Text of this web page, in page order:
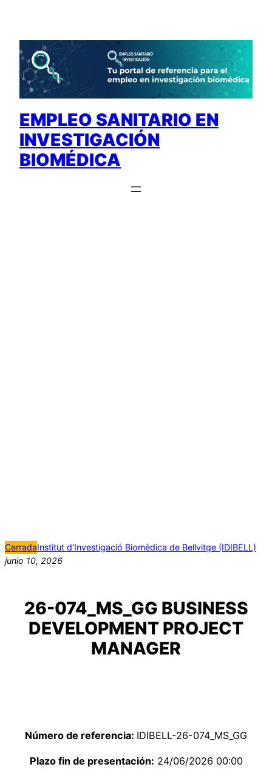
contenido
EMPLEO SANITARIO EN
INVESTIGACIÓN
BIOMÉDICA
CerradaInstitut d’Investigació Biomèdica de Bellvitge (IDIBELL)
junio 10, 2026
26-074_MS_GG BUSINESS
DEVELOPMENT PROJECT
MANAGER
Número de referencia: IDIBELL-26-074_MS_GG
Plazo fin de presentación: 24/06/2026 00:00